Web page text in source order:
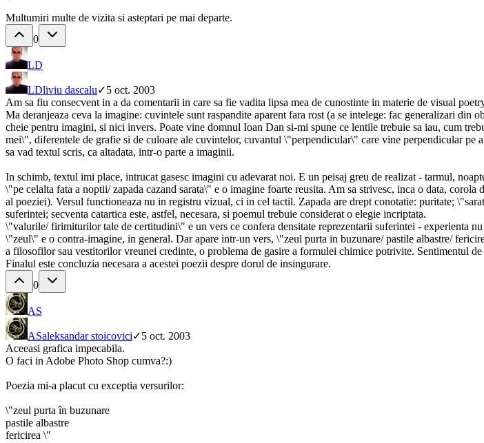
Multumiri multe de vizita si asteptari pe mai departe.
0
LD
LDliviu dascalu✓5 oct. 2003
Am sa fiu consecvent in a da comentarii in care sa fie vadita lipsa mea de cunostinte in materie de visual
Ma deranjeaza ceva la imagine: cuvintele sunt raspandite aparent fara rost (a se intelege: fac generalizari
cheie pentru imagini, si nici invers. Poate vine domnul Ioan Dan si-mi spune ce lentile trebuie sa iau, cum
mei\", diferentele de grafie si de culoare ale cuvintelor, cuvantul \"perpendicular\" care vine perpendicular
sa vad textul scris, ca altadata, intr-o parte a imaginii.
In schimb, textul imi place, intrucat gasesc imagini cu adevarat noi. E un peisaj greu de realizat - tarmul,
\"pe celalta fata a noptii/ zapada cazand sarata\" e o imagine foarte reusita. Am sa strivesc, inca o data,
al poeziei). Versul functioneaza nu in registru vizual, ci in cel tactil. Zapada are drept conotatie: puritate;
suferintei; secventa catartica este, astfel, necesara, si poemul trebuie considerat o elegie incriptata.
\"valurile/ firimiturilor tale de certitudini\" e un vers ce confera densitate reprezentarii suferintei - experienta
\"zeul\" e o contra-imagine, in general. Dar apare intr-un vers, \"zeul purta in buzunare/ pastile albastre/
a filosofilor sau vestitorilor vreunei credinte, o problema de gasire a formulei chimice potrivite. Sentimentul
Finalul este concluzia necesara a acestei poezii despre dorul de insingurare.
0
AS
ASaleksandar stoicovici✓5 oct. 2003
Aceeasi grafica impecabila.
O faci in Adobe Photo Shop cumva?:)
Poezia mi-a placut cu exceptia versurilor:
\"zeul purta în buzunare
pastile albastre
fericirea \"